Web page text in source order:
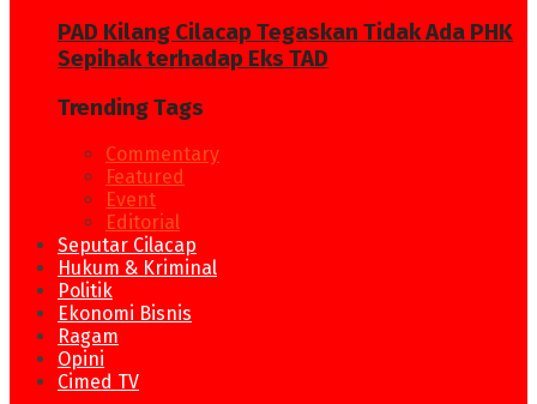
PAD Kilang Cilacap Tegaskan Tidak Ada PHK
Sepihak terhadap Eks TAD
Trending Tags
Commentary
Featured
Event
Editorial
Seputar Cilacap
Hukum & Kriminal
Politik
Ekonomi Bisnis
Ragam
Opini
Cimed TV